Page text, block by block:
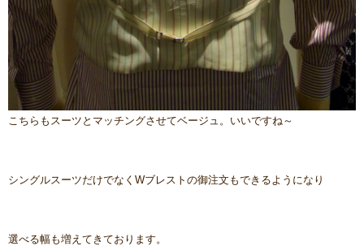
こちらもスーツとマッチングさせてベージュ。いいですね～
シングルスーツだけでなくWブレストの御注文もできるようになり
選べる幅も増えてきております。